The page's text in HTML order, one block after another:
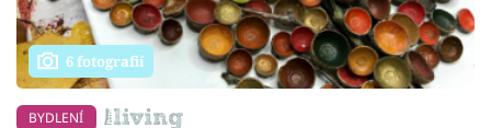
6 fotografií
BYDLENÍ